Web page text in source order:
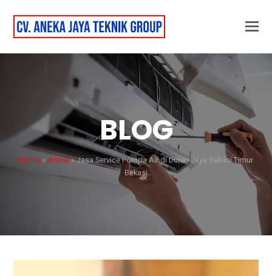
BLOG
Home » Artikel»Jasa Service Pompa Air di Duren Jaya Bekasi Timur
Bekasi